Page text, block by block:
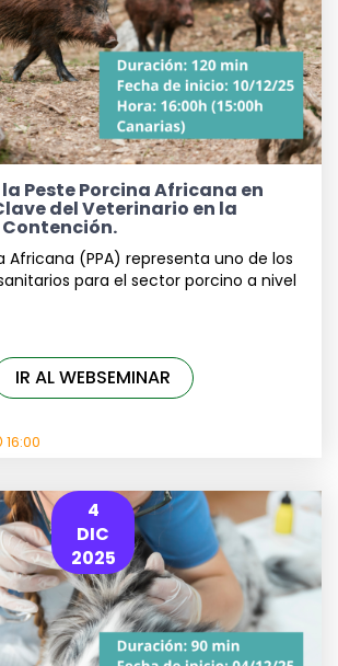
Peste Porcina Africana en
del Veterinario en la
Contención.
Africana (PPA) representa uno de los
para el sector porcino a nivel
16:00
IR AL WEBSEMINAR
4
DIC
2025